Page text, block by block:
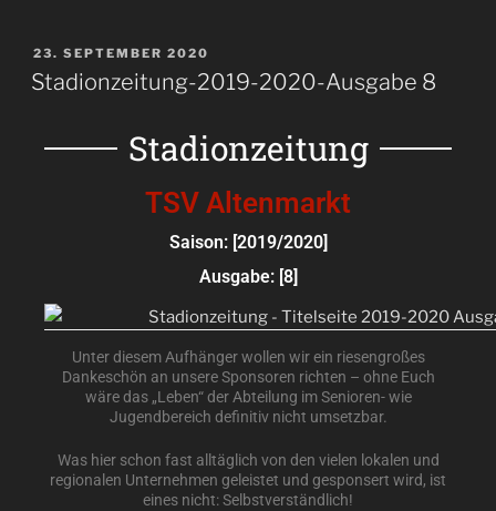
23. SEPTEMBER 2020
Stadionzeitung-2019-2020-Ausgabe 8
Stadionzeitung
TSV Altenmarkt
Saison: [2019/2020]
Ausgabe: [8]
Unter diesem Aufhänger wollen wir ein riesengroßes
Dankeschön an unsere Sponsoren richten – ohne Euch
wäre das „Leben“ der Abteilung im Senioren- wie
Jugendbereich definitiv nicht umsetzbar.
Was hier schon fast alltäglich von den vielen lokalen und
regionalen Unternehmen geleistet und gesponsert wird, ist
eines nicht: Selbstverständlich!